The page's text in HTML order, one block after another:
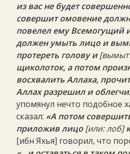
из вас не будет
совершит омовение
повелел ему Всемогущий
должен умыть лицо и
протереть голову и
щиколоток, а потом
восхвалить Аллаха,
Аллах разрешил и
упомянул нечто подобное
сказал: «А потом
приложив лицо[или: лоб]
[ибн Яхья] говорил, что